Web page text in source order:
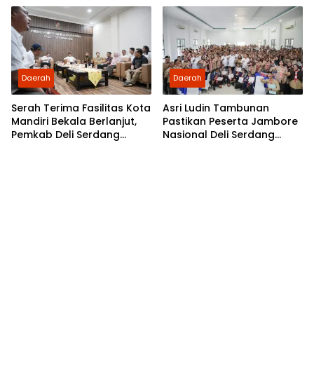
Daerah
Serah Terima Fasilitas Kota
Mandiri Bekala Berlanjut,
Pemkab Deli Serdang
Daerah
Asri Ludin Tambunan
Pastikan Peserta Jambore
Nasional Deli Serdang